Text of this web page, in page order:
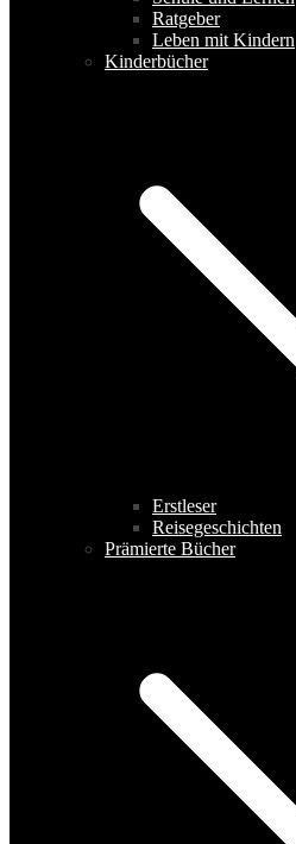
Ratgeber
Leben mit Kindern
Kinderbücher
Erstleser
Reisegeschichten
Prämierte Bücher